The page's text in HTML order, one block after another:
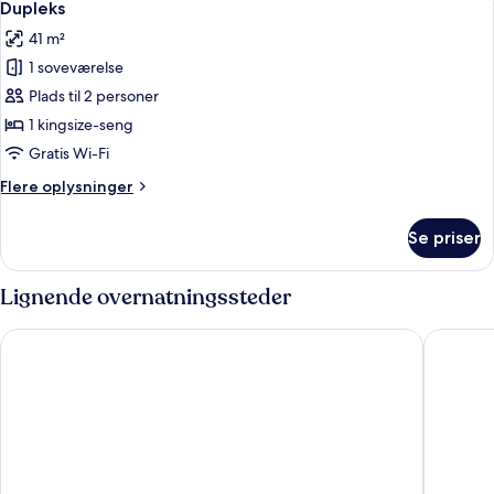
alle
billeder
af
Dupleks
Dupleks
41 m²
1 soveværelse
Plads til 2 personer
1 kingsize-seng
Gratis Wi-Fi
Flere oplysninger
Flere
Se priser
Lignende overnatningssteder
CasaSur Bellini Mine